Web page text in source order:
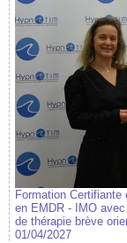
Formation
en EMDR - IMO
de thérapie brève
01/04/2027